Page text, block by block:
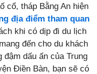
cổ, tháp Bằng An hiện
địa điểm tham quan
khi có dịp đi du lịch
đến cho du khách
dấu ấn của Trung
Điền Bàn, bạn sẽ có